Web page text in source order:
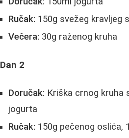
Ručak: 150g svežeg kravljeg
Večera: 30g raženog kruha
Dan 2
Doručak: Kriška crnog kruha
jogurta
Ručak: 150g pečenog oslića,